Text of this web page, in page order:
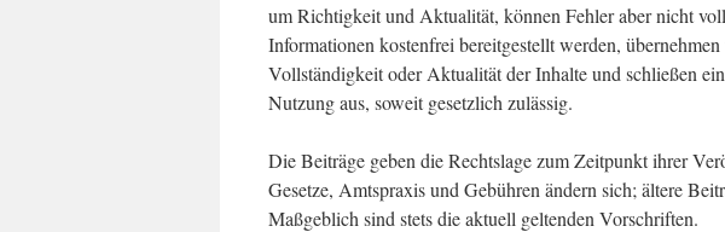
um Richtigkeit und Aktualität, können Fehler aber nicht
Informationen kostenfrei bereitgestellt werden,
Vollständigkeit oder Aktualität der Inhalte und schließen
Nutzung aus, soweit gesetzlich zulässig.
Die Beiträge geben die Rechtslage zum Zeitpunkt ihrer
Gesetze, Amtspraxis und Gebühren ändern sich; ältere
Maßgeblich sind stets die aktuell geltenden Vorschriften.